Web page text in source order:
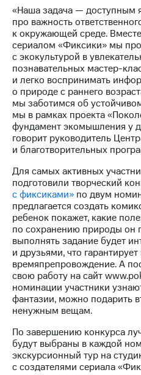
акционера
Акционерный
капитал
Контроль
и
аудит
Рынок
акций
Описание
Программа
приобретения
Порядок
выкупа
акций
Дивиденды
Рынок
облигаций
Описание
Еврооблигации-
Уведомление
о
погашении
именных
облигаций
Другое
Регистратор
Реквизиты
Контакты
«Наша задача — доступным
про важность
к окружающей среде.
сериалом «Фиксики» мы
с экокультурой в
познавательных мастер-
и легко воспринимать
о природе с раннего
мы заботимся об
мы в рамках проекта
фундамент экомышления у
говорит руководитель
и благотворительных
Для самых активных
подготовили творческий
с фиксиками» по двум
предлагается создать
ребенок покажет, какие
по сохранению природы он
выполнять задание будет
и друзьями, что
времяпрепровождение. А
свою работу на сайт
номинации участники
фантазии, можно подарить
ненужным вещам.
По завершению конкурса
будут выбраны в каждой
экскурсионный тур на
с создателями сериала